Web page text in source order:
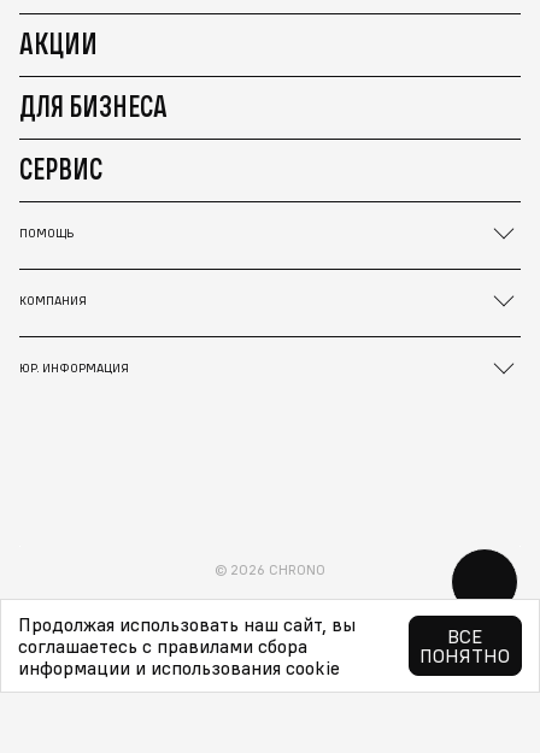
АКЦИИ
ДЛЯ БИЗНЕСА
СЕРВИС
ПОМОЩЬ
КОМПАНИЯ
ЮР. ИНФОРМАЦИЯ
© 2026 CHRONO
Продолжая использовать наш сайт, вы
соглашаетесь с правилами сбора
информации и использования cookie
ВСЕ
ПОНЯТНО